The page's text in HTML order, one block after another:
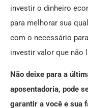
investir o dinheiro
para melhorar sua
com o necessário
investir valor que não
Não deixe para a
aposentadoria, pode
garantir a você e sua